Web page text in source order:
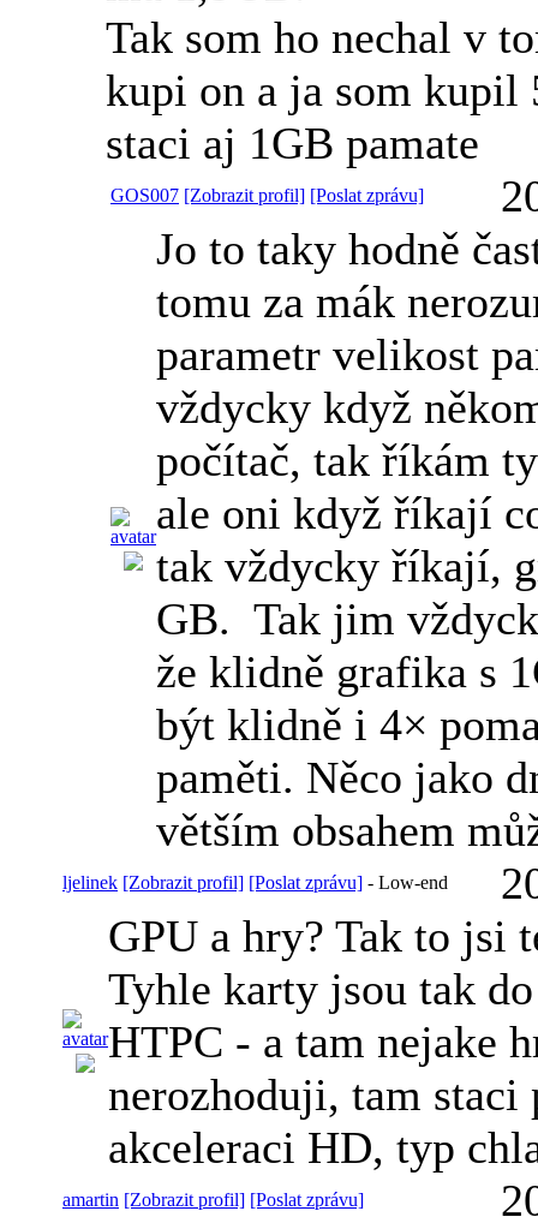
Tak som ho nechal v
kupi on a ja som kupil
staci aj 1GB pamate
GOS007 [Zobrazit profil] [Poslat zprávu]
Jo to taky hodně
tomu za mák
parametr velikost
vždycky když
počítač, tak říkám
ale oni když říkají
tak vždycky říkají,
GB. Tak jim
že klidně grafika s
být klidně i 4×
paměti. Něco jako
větším obsahem
ljelinek [Zobrazit profil] [Poslat zprávu] - Low-end
GPU a hry? Tak to jsi
Tyhle karty jsou tak
HTPC - a tam nejake
nerozhoduji, tam staci
akceleraci HD, typ
amartin [Zobrazit profil] [Poslat zprávu]